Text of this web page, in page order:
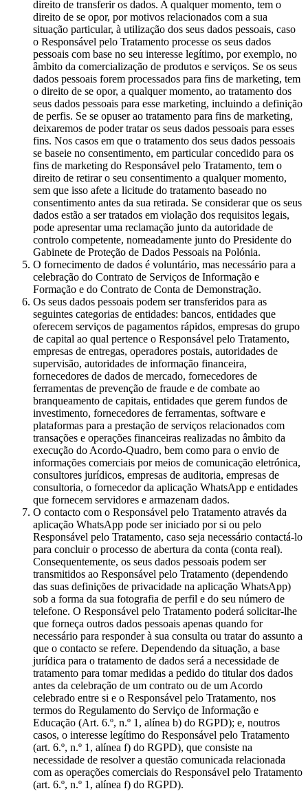
direito de transferir os dados. A qualquer momento, tem o
direito de se opor, por motivos relacionados com a sua
situação particular, à utilização dos seus dados pessoais, caso
o Responsável pelo Tratamento processe os seus dados
pessoais com base no seu interesse legítimo, por exemplo, no
âmbito da comercialização de produtos e serviços. Se os seus
dados pessoais forem processados para fins de marketing, tem
o direito de se opor, a qualquer momento, ao tratamento dos
seus dados pessoais para esse marketing, incluindo a definição
de perfis. Se se opuser ao tratamento para fins de marketing,
deixaremos de poder tratar os seus dados pessoais para esses
fins. Nos casos em que o tratamento dos seus dados pessoais
se baseie no consentimento, em particular concedido para os
fins de marketing do Responsável pelo Tratamento, tem o
direito de retirar o seu consentimento a qualquer momento,
sem que isso afete a licitude do tratamento baseado no
consentimento antes da sua retirada. Se considerar que os seus
dados estão a ser tratados em violação dos requisitos legais,
pode apresentar uma reclamação junto da autoridade de
controlo competente, nomeadamente junto do Presidente do
Gabinete de Proteção de Dados Pessoais na Polónia.
O fornecimento de dados é voluntário, mas necessário para a
celebração do Contrato de Serviços de Informação e
Formação e do Contrato de Conta de Demonstração.
Os seus dados pessoais podem ser transferidos para as
seguintes categorias de entidades: bancos, entidades que
oferecem serviços de pagamentos rápidos, empresas do grupo
de capital ao qual pertence o Responsável pelo Tratamento,
empresas de entregas, operadores postais, autoridades de
supervisão, autoridades de informação financeira,
fornecedores de dados de mercado, fornecedores de
ferramentas de prevenção de fraude e de combate ao
branqueamento de capitais, entidades que gerem fundos de
investimento, fornecedores de ferramentas, software e
plataformas para a prestação de serviços relacionados com
transações e operações financeiras realizadas no âmbito da
execução do Acordo-Quadro, bem como para o envio de
informações comerciais por meios de comunicação eletrónica,
consultores jurídicos, empresas de auditoria, empresas de
consultoria, o fornecedor da aplicação WhatsApp e entidades
que fornecem servidores e armazenam dados.
O contacto com o Responsável pelo Tratamento através da
aplicação WhatsApp pode ser iniciado por si ou pelo
Responsável pelo Tratamento, caso seja necessário contactá-lo
para concluir o processo de abertura da conta (conta real).
Consequentemente, os seus dados pessoais podem ser
transmitidos ao Responsável pelo Tratamento (dependendo
das suas definições de privacidade na aplicação WhatsApp)
sob a forma da sua fotografia de perfil e do seu número de
telefone. O Responsável pelo Tratamento poderá solicitar-lhe
que forneça outros dados pessoais apenas quando for
necessário para responder à sua consulta ou tratar do assunto a
que o contacto se refere. Dependendo da situação, a base
jurídica para o tratamento de dados será a necessidade de
tratamento para tomar medidas a pedido do titular dos dados
antes da celebração de um contrato ou de um Acordo
celebrado entre si e o Responsável pelo Tratamento, nos
termos do Regulamento do Serviço de Informação e
Educação (Art. 6.º, n.º 1, alínea b) do RGPD); e, noutros
casos, o interesse legítimo do Responsável pelo Tratamento
(art. 6.º, n.º 1, alínea f) do RGPD), que consiste na
necessidade de resolver a questão comunicada relacionada
com as operações comerciais do Responsável pelo Tratamento
(art. 6.º, n.º 1, alínea f) do RGPD).